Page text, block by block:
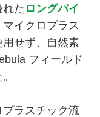
た ロングパイ
イクロプラス
せず、自然素
フィールド
プラスチック流